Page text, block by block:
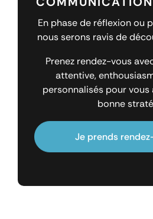
En phase de réflexion ou
nous serons ravis de
Prenez rendez-vous
attentive,
personnalisés pour
bonne
Je prends